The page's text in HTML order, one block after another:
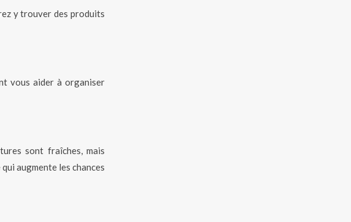
y trouver des produits
vous aider à organiser
sont fraîches, mais
augmente les chances